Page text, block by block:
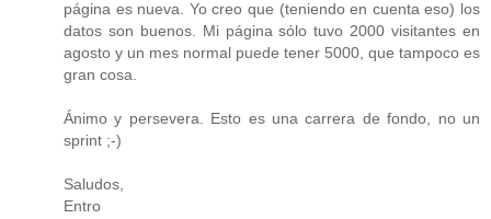
página es nueva. Yo creo que (teniendo en cuenta eso) los
datos son buenos. Mi página sólo tuvo 2000 visitantes en
agosto y un mes normal puede tener 5000, que tampoco es
gran cosa.
Ánimo y persevera. Esto es una carrera de fondo, no un
sprint ;-)
Saludos,
Entro